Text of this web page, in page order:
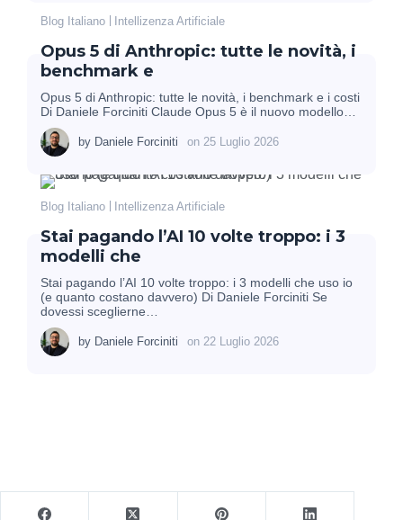
Blog Italiano Intellizenza Artificiale
Opus 5 di Anthropic: tutte le novità, i
benchmark e
Opus 5 di Anthropic: tutte le novità, i benchmark e i costi
Di Daniele Forciniti Claude Opus 5 è il nuovo modello…
by Daniele Forciniti on 25 Luglio 2026
Blog Italiano Intellizenza Artificiale
Stai pagando l’AI 10 volte troppo: i 3
modelli che
Stai pagando l’AI 10 volte troppo: i 3 modelli che uso io
(e quanto costano davvero) Di Daniele Forciniti Se
dovessi sceglierne…
by Daniele Forciniti on 22 Luglio 2026